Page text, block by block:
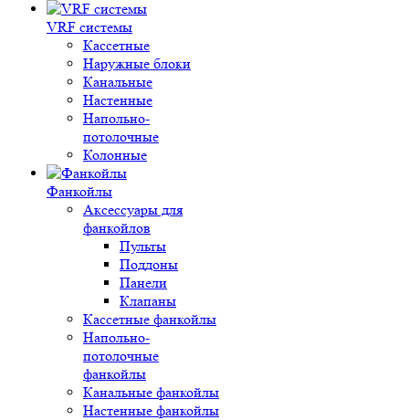
VRF системы
Кассетные
Наружные блоки
Канальные
Настенные
Напольно-
потолочные
Колонные
Фанкойлы
Аксессуары для
фанкойлов
Пульты
Поддоны
Панели
Клапаны
Кассетные фанкойлы
Напольно-
потолочные
фанкойлы
Канальные фанкойлы
Настенные фанкойлы